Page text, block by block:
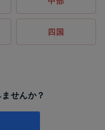
四国
せんか？